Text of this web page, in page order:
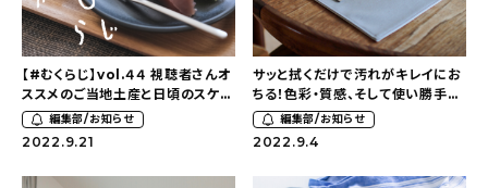
日用品
キッチン
ギフト
【#むくらじ】vol.４４ 視聴者さんオ
ススメのご当地土産と日頃のスケ
ジュール管理のお話
編集部/お知らせ
2022.9.21
サッと拭くだけで汚れがキレイにお
ちる！色彩・質感、そして使い勝手に
こだわったdailyオリジナルラン
チョマット
編集部/お知らせ
2022.9.4